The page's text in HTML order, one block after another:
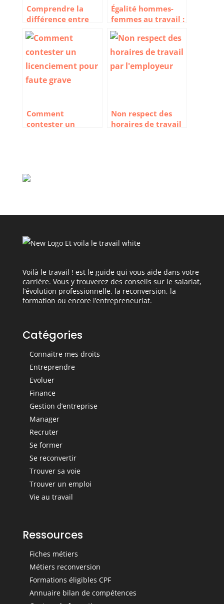
Comprendre la
différence entre
jours fériés et
chômés
Égalité hommes-
femmes au travail :
Où en est-on
aujourd’hui ?
Comment
contester un
Non respect des
horaires de travail
Voilà le travail ! est le guide qui vous aide dans votre
carrière. Vous y trouverez des conseils sur le salariat,
l’évolution professionnelle, la reconversion, la
formation ou encore l’entrepreneuriat.
Catégories
Connaitre mes droits
Entreprendre
Evoluer
Finance
Gestion d’entreprise
Manager
Recruter
Se former
Se reconvertir
Trouver sa voie
Trouver un emploi
Vie au travail
Ressources
Fiches métiers
Métiers reconversion
Formations éligibles CPF
Annuaire bilan de compétences